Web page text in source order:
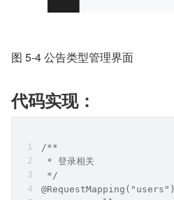
图 5-4 公告类型管理界面
代码实现：
/**
* 登录相关
*/
@RequestMapping("users")